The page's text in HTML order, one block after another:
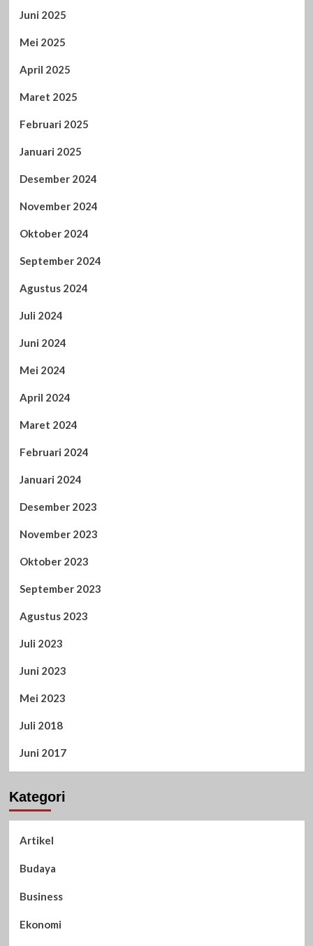
Juni 2025
Mei 2025
April 2025
Maret 2025
Februari 2025
Januari 2025
Desember 2024
November 2024
Oktober 2024
September 2024
Agustus 2024
Juli 2024
Juni 2024
Mei 2024
April 2024
Maret 2024
Februari 2024
Januari 2024
Desember 2023
November 2023
Oktober 2023
September 2023
Agustus 2023
Juli 2023
Juni 2023
Mei 2023
Juli 2018
Juni 2017
Kategori
Artikel
Budaya
Business
Ekonomi